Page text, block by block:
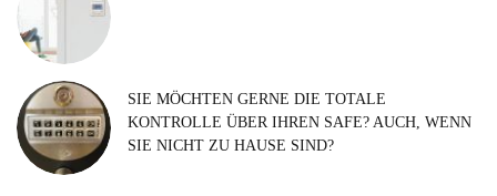
SIE MÖCHTEN GERNE DIE TOTALE
KONTROLLE ÜBER IHREN SAFE? AUCH, WENN
SIE NICHT ZU HAUSE SIND?